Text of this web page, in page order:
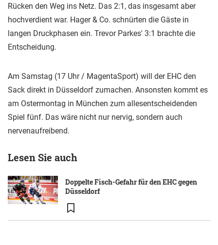
Rücken den Weg ins Netz. Das 2:1, das insgesamt aber
hochverdient war. Hager & Co. schnürten die Gäste in
langen Druckphasen ein. Trevor Parkes' 3:1 brachte die
Entscheidung.
Am Samstag (17 Uhr / MagentaSport) will der EHC den
Sack direkt in Düsseldorf zumachen. Ansonsten kommt es
am Ostermontag in München zum allesentscheidenden
Spiel fünf. Das wäre nicht nur nervig, sondern auch
nervenaufreibend.
Lesen Sie auch
Doppelte Fisch-Gefahr für den EHC gegen
Düsseldorf